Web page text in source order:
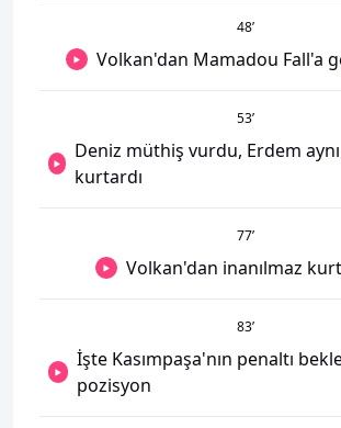
48’
Volkan'dan Mamadou Fall'a
53’
Deniz müthiş vurdu, Erdem
kurtardı
77’
Volkan'dan inanılmaz
83’
İşte Kasımpaşa'nın penaltı
pozisyon